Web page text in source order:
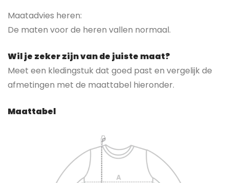
Maatadvies heren:
De maten voor de heren vallen normaal.
Wil je zeker zijn van de juiste maat?
Meet een kledingstuk dat goed past en vergelijk de
afmetingen met de maattabel hieronder.
Maattabel